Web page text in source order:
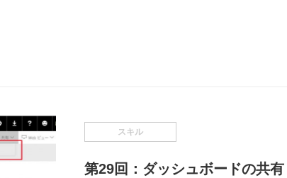
スキル
第29回：ダッシュボードの共有